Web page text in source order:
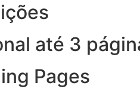
até 3
Pages